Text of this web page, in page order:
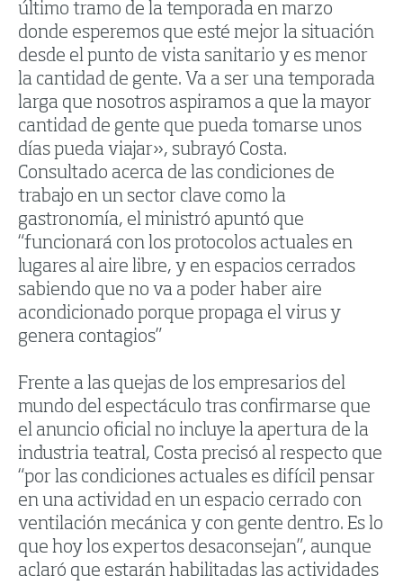
último tramo de la temporada en marzo
donde esperemos que esté mejor la situación
desde el punto de vista sanitario y es menor
la cantidad de gente. Va a ser una temporada
larga que nosotros aspiramos a que la mayor
cantidad de gente que pueda tomarse unos
días pueda viajar», subrayó Costa.
Consultado acerca de las condiciones de
trabajo en un sector clave como la
gastronomía, el ministró apuntó que
“funcionará con los protocolos actuales en
lugares al aire libre, y en espacios cerrados
sabiendo que no va a poder haber aire
acondicionado porque propaga el virus y
genera contagios”
Frente a las quejas de los empresarios del
mundo del espectáculo tras confirmarse que
el anuncio oficial no incluye la apertura de la
industria teatral, Costa precisó al respecto que
“por las condiciones actuales es difícil pensar
en una actividad en un espacio cerrado con
ventilación mecánica y con gente dentro. Es lo
que hoy los expertos desaconsejan”, aunque
aclaró que estarán habilitadas las actividades